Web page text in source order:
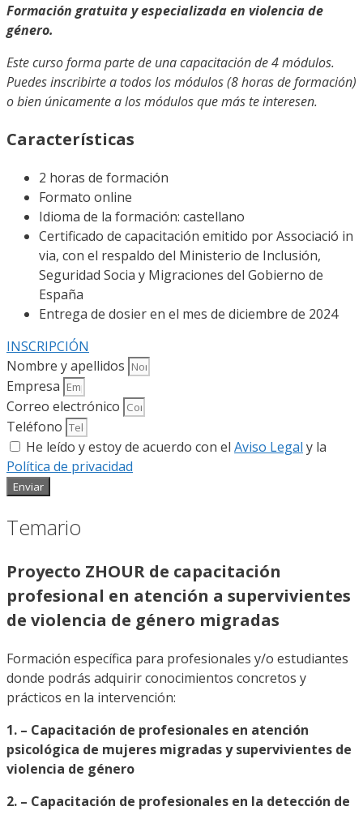
Formación gratuita y especializada en violencia de
género.
Este curso forma parte de una capacitación de 4 módulos.
Puedes inscribirte a todos los módulos (8 horas de formación)
o bien únicamente a los módulos que más te interesen.
Características
2 horas de formación
Formato online
Idioma de la formación: castellano
Certificado de capacitación emitido por Associació in
via, con el respaldo del Ministerio de Inclusión,
Seguridad Socia y Migraciones del Gobierno de
España
Entrega de dosier en el mes de diciembre de 2024
INSCRIPCIÓN
Nombre y apellidos
Empresa
Correo electrónico
Teléfono
He leído y estoy de acuerdo con el Aviso Legal y la
Política de privacidad
Enviar
Temario
Proyecto ZHOUR de capacitación
profesional en atención a supervivientes
de violencia de género migradas
Formación específica para profesionales y/o estudiantes
donde podrás adquirir conocimientos concretos y
prácticos en la intervención:
1. – Capacitación de profesionales en atención
psicológica de mujeres migradas y supervivientes de
violencia de género
2. – Capacitación de profesionales en la detección de